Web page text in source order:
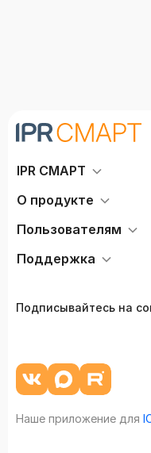
IPR СМАРТ
О продукте
Пользователям
Поддержка
Подписывайтесь на
Наше приложение для